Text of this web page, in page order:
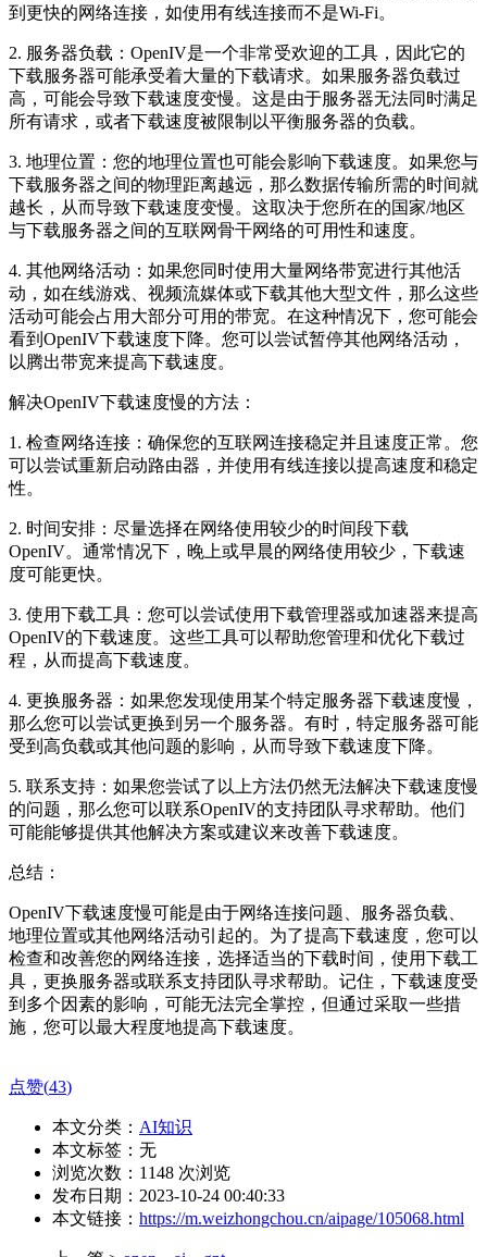
到更快的网络连接，如使用有线连接而不是Wi-Fi。
2. 服务器负载：OpenIV是一个非常受欢迎的工具，因此它的
下载服务器可能承受着大量的下载请求。如果服务器负载过
高，可能会导致下载速度变慢。这是由于服务器无法同时满足
所有请求，或者下载速度被限制以平衡服务器的负载。
3. 地理位置：您的地理位置也可能会影响下载速度。如果您与
下载服务器之间的物理距离越远，那么数据传输所需的时间就
越长，从而导致下载速度变慢。这取决于您所在的国家/地区
与下载服务器之间的互联网骨干网络的可用性和速度。
4. 其他网络活动：如果您同时使用大量网络带宽进行其他活
动，如在线游戏、视频流媒体或下载其他大型文件，那么这些
活动可能会占用大部分可用的带宽。在这种情况下，您可能会
看到OpenIV下载速度下降。您可以尝试暂停其他网络活动，
以腾出带宽来提高下载速度。
解决OpenIV下载速度慢的方法：
1. 检查网络连接：确保您的互联网连接稳定并且速度正常。您
可以尝试重新启动路由器，并使用有线连接以提高速度和稳定
性。
2. 时间安排：尽量选择在网络使用较少的时间段下载
OpenIV。通常情况下，晚上或早晨的网络使用较少，下载速
度可能更快。
3. 使用下载工具：您可以尝试使用下载管理器或加速器来提高
OpenIV的下载速度。这些工具可以帮助您管理和优化下载过
程，从而提高下载速度。
4. 更换服务器：如果您发现使用某个特定服务器下载速度慢，
那么您可以尝试更换到另一个服务器。有时，特定服务器可能
受到高负载或其他问题的影响，从而导致下载速度下降。
5. 联系支持：如果您尝试了以上方法仍然无法解决下载速度慢
的问题，那么您可以联系OpenIV的支持团队寻求帮助。他们
可能能够提供其他解决方案或建议来改善下载速度。
总结：
OpenIV下载速度慢可能是由于网络连接问题、服务器负载、
地理位置或其他网络活动引起的。为了提高下载速度，您可以
检查和改善您的网络连接，选择适当的下载时间，使用下载工
具，更换服务器或联系支持团队寻求帮助。记住，下载速度受
到多个因素的影响，可能无法完全掌控，但通过采取一些措
施，您可以最大程度地提高下载速度。
点赞(43)
本文分类： AI知识
本文标签：无
浏览次数： 1148 次浏览
发布日期：2023-10-24 00:40:33
本文链接： https://m.weizhongchou.cn/aipage/105068.html